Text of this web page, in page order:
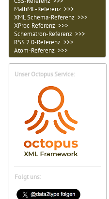
MathML-Referenz >>>
XML Schema-Referenz >>>
XProc-Referenz >>>
Schematron-Referenz >>>
RSS 2.0-Referenz >>>
Atom-Referenz >>>
Unser Octopus Service:
Folgt uns: